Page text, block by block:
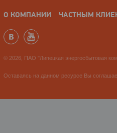
О КОМПАНИИ ЧАСТНЫМ
© 2026, ПАО "Липецкая энергосбытовая
Оставаясь на данном ресурсе Вы